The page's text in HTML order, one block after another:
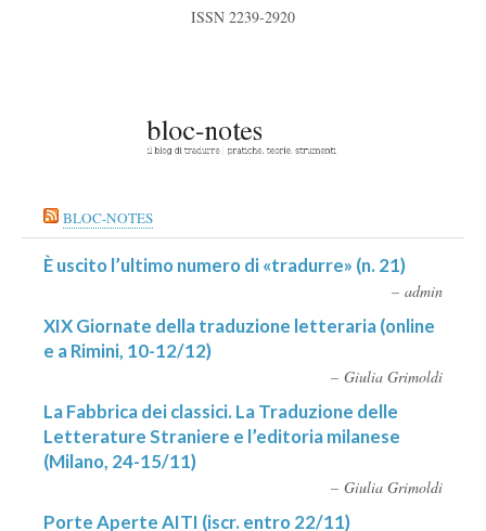
ISSN 2239-2920
BLOC-NOTES
È uscito l’ultimo numero di «tradurre» (n. 21)
admin
XIX Giornate della traduzione letteraria (online
e a Rimini, 10-12/12)
Giulia Grimoldi
La Fabbrica dei classici. La Traduzione delle
Letterature Straniere e l’editoria milanese
(Milano, 24-15/11)
Giulia Grimoldi
Porte Aperte AITI (iscr. entro 22/11)